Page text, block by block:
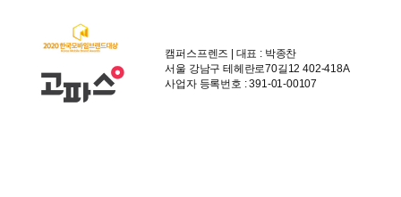
캠퍼스프렌즈 | 대표 : 박종찬
서울 강남구 테헤란로70길12 402-418A
사업자 등록번호 : 391-01-00107